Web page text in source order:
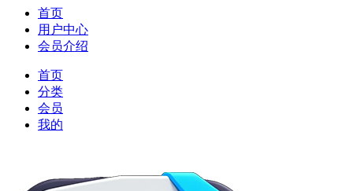
首页
用户中心
会员介绍
首页
分类
会员
我的